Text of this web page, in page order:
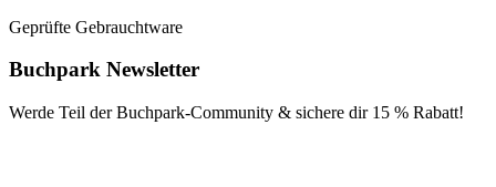
Geprüfte Gebrauchtware
Buchpark Newsletter
Werde Teil der Buchpark-Community & sichere dir 15 % Rabatt!